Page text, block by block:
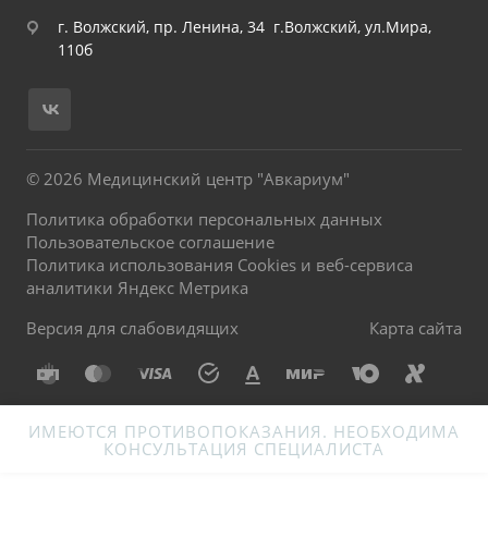
г. Волжский, пр. Ленина, 34 г.Волжский, ул.Мира,
110б
© 2026 Медицинский центр "Авкариум"
Политика обработки персональных данных
Пользовательское соглашение
Политика использования Cookies и веб-сервиса
аналитики Яндекс Метрика
Версия для слабовидящих
Карта сайта
ИМЕЮТСЯ ПРОТИВОПОКАЗАНИЯ. НЕОБХОДИМА
КОНСУЛЬТАЦИЯ СПЕЦИАЛИСТА